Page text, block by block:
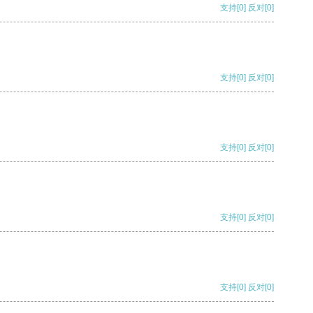
支持[0] 反对[0]
支持[0] 反对[0]
支持[0] 反对[0]
支持[0] 反对[0]
支持[0] 反对[0]